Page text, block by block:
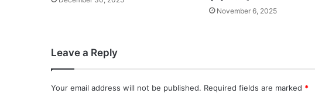
November 6, 2025
Leave a Reply
Your email address will not be published. Required fields are marked *